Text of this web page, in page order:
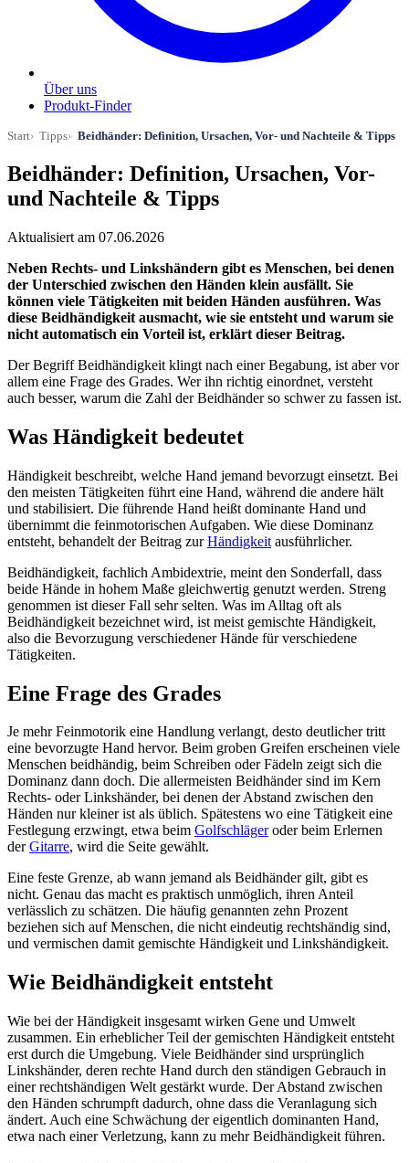
Über uns
Produkt-Finder
Start Tipps Beidhänder: Definition, Ursachen, Vor- und Nachteile & Tipps
Beidhänder: Definition, Ursachen, Vor-
und Nachteile & Tipps
Aktualisiert am 07.06.2026
Neben Rechts- und Linkshändern gibt es Menschen, bei denen
der Unterschied zwischen den Händen klein ausfällt. Sie
können viele Tätigkeiten mit beiden Händen ausführen. Was
diese Beidhändigkeit ausmacht, wie sie entsteht und warum sie
nicht automatisch ein Vorteil ist, erklärt dieser Beitrag.
Der Begriff Beidhändigkeit klingt nach einer Begabung, ist aber vor
allem eine Frage des Grades. Wer ihn richtig einordnet, versteht
auch besser, warum die Zahl der Beidhänder so schwer zu fassen ist.
Was Händigkeit bedeutet
Händigkeit beschreibt, welche Hand jemand bevorzugt einsetzt. Bei
den meisten Tätigkeiten führt eine Hand, während die andere hält
und stabilisiert. Die führende Hand heißt dominante Hand und
übernimmt die feinmotorischen Aufgaben. Wie diese Dominanz
entsteht, behandelt der Beitrag zurHändigkeit ausführlicher.
Beidhändigkeit, fachlich Ambidextrie, meint den Sonderfall, dass
beide Hände in hohem Maße gleichwertig genutzt werden. Streng
genommen ist dieser Fall sehr selten. Was im Alltag oft als
Beidhändigkeit bezeichnet wird, ist meist gemischte Händigkeit,
also die Bevorzugung verschiedener Hände für verschiedene
Tätigkeiten.
Eine Frage des Grades
Je mehr Feinmotorik eine Handlung verlangt, desto deutlicher tritt
eine bevorzugte Hand hervor. Beim groben Greifen erscheinen viele
Menschen beidhändig, beim Schreiben oder Fädeln zeigt sich die
Dominanz dann doch. Die allermeisten Beidhänder sind im Kern
Rechts- oder Linkshänder, bei denen der Abstand zwischen den
Händen nur kleiner ist als üblich. Spätestens wo eine Tätigkeit eine
Festlegung erzwingt, etwa beim Golfschlägeroder beim Erlernen
derGitarre, wird die Seite gewählt.
Eine feste Grenze, ab wann jemand als Beidhänder gilt, gibt es
nicht. Genau das macht es praktisch unmöglich, ihren Anteil
verlässlich zu schätzen. Die häufig genannten zehn Prozent
beziehen sich auf Menschen, die nicht eindeutig rechtshändig sind,
und vermischen damit gemischte Händigkeit und Linkshändigkeit.
Wie Beidhändigkeit entsteht
Wie bei der Händigkeit insgesamt wirken Gene und Umwelt
zusammen. Ein erheblicher Teil der gemischten Händigkeit entsteht
erst durch die Umgebung. Viele Beidhänder sind ursprünglich
Linkshänder, deren rechte Hand durch den ständigen Gebrauch in
einer rechtshändigen Welt gestärkt wurde. Der Abstand zwischen
den Händen schrumpft dadurch, ohne dass die Veranlagung sich
ändert. Auch eine Schwächung der eigentlich dominanten Hand,
etwa nach einer Verletzung, kann zu mehr Beidhändigkeit führen.